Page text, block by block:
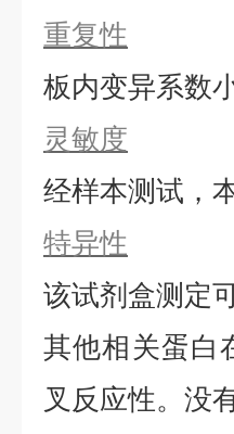
重复性
板内变异系数
灵敏度
经样本测试，
特异性
该试剂盒测定
其他相关蛋白
叉反应性。没